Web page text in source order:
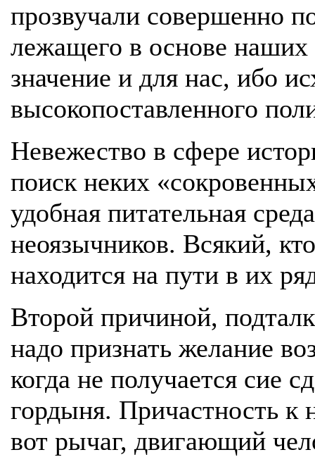
прозвучали совершенно
лежащего в основе
значение и для нас, ибо
высокопоставленного
Невежество в сфере
поиск неких
удобная питательная
неоязычников. Всякий,
находится на пути в их
Второй причиной,
надо признать желание
когда не получается сие
гордыня. Причастность
вот рычаг, двигающий